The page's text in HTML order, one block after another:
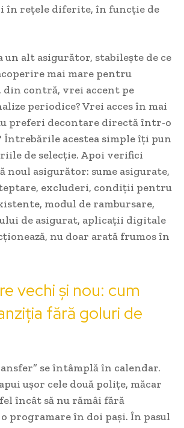
în rețele diferite, în funcție de
un alt asigurător, stabilește de ce
mai mare pentru
din contră, vrei accent pe
periodice? Vrei acces în mai
preferi decontare directă într-o
Întrebările acestea simple îți pun
de selecție. Apoi verifici
noul asigurător: sume asigurate,
excluderi, condiții pentru
modul de rambursare,
de asigurat, aplicații digitale
nu doar arată frumos în
vechi și nou: cum
fără goluri de
se întâmplă în calendar.
ușor cele două polițe, măcar
încât să nu rămâi fără
programare în doi pași. În pasul